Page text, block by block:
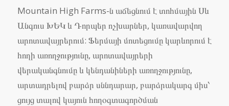
Mountain High Farms-ն աճեցնում է տոհմային Սև
Անգուս ԽԵԿ և Դորպեր ոչխարներ, կառավարվող
արոտավայրերում: Ֆերմայի մոտեցումը կարևորում է
հողի առողջությունը, արոտավայրերի
վերականգնումը և կենդանիների առողջությունը,
արտադրելով բարձր սննդարար, բարձրակարգ միս՝
ցույց տալով կայուն հողօգտագործման